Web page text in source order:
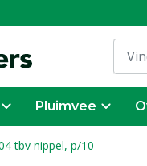
Pluimvee
tbv nippel, p/10